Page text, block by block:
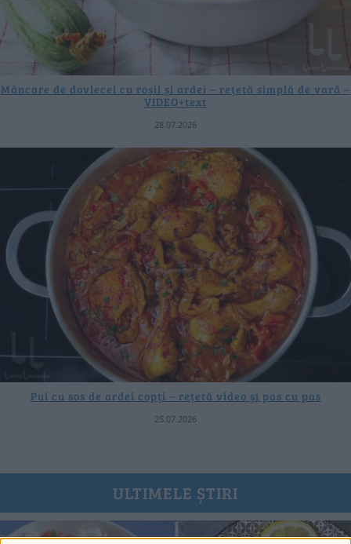
Mâncare de dovlecei cu roșii și ardei – rețetă simplă de vară –
VIDEO+text
28.07.2026
Pui cu sos de ardei copți – rețetă video și pas cu pas
25.07.2026
ULTIMELE ȘTIRI